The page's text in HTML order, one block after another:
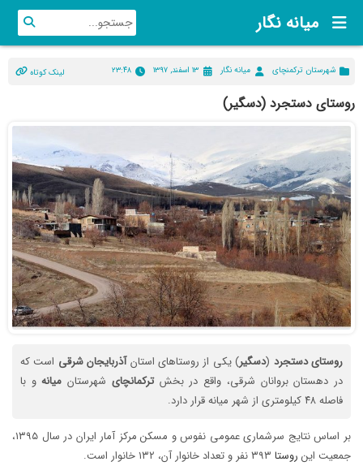
میانه نگار
شهرستان ترکمنچای میانه نگار ۱۳ اسفند, ۱۳۹۷ ۲۳:۴۸ لینک کوتاه
روستای دستجرد (دسگیر)
روستای دستجرد (دسگیر) یکی از روستاهای استانآذربایجان شرقی است که
در دهستان بروانان شرقی، واقع در بخشترکمانچای شهرستان میانهو با
فاصله ۴۸ کیلومتری از شهر میانه قرار دارد.
بر اساس نتایج سرشماری عمومی نفوس و مسکن مرکز آمار ایران در سال ۱۳۹۵،
جمعیت این روستا